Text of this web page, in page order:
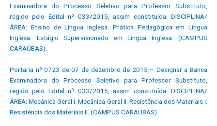
Examinadora do Processo Seletivo para Professor Substituto,
regido pelo Edital nº 033/2015, assim constituída: DISCIPLINA/
ÁREA: Ensino de Língua Inglesa. Prática Pedagógica em Língua
Inglesa. Estágio Supervisionado em Língua Inglesa. (CAMPUS
CARAÚBAS).
Portaria nº 0723 de 07 de dezembro de 2015 – Designar a Banca
Examinadora do Processo Seletivo para Professor Substituto,
regido pelo Edital nº 033/2015, assim constituída: DISCIPLINA/
ÁREA: Mecânica Geral I. Mecânica Geral II. Resistência dos Materiais I.
Resistência dos Materiais II. (CAMPUS CARAÚBAS).